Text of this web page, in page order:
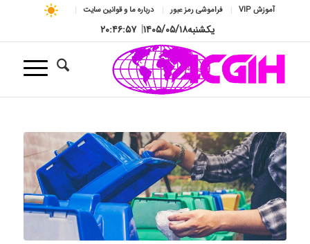
آموزش VIP فراموشی رمز عبور درباره ما و قوانین سایت
یکشنبه۱۴۰۵/۰۵/۱۸| ۲۰:۴۶:۵۸